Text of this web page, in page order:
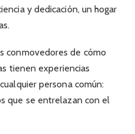
y dedicación, un hogar
conmovedores de cómo
tienen experiencias
persona común:
que se entrelazan con el